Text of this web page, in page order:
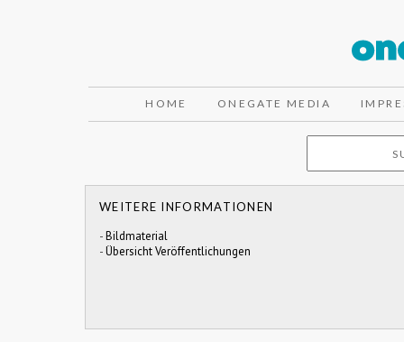
HOME ONEGATE MEDIA
WEITERE INFORMATIONEN
-Bildmaterial
-Übersicht Veröffentlichungen